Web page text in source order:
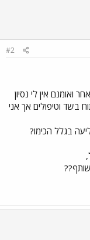
#2
אין לי נסיון
בשד וטיפולים אך אני
בגלל הכימו?